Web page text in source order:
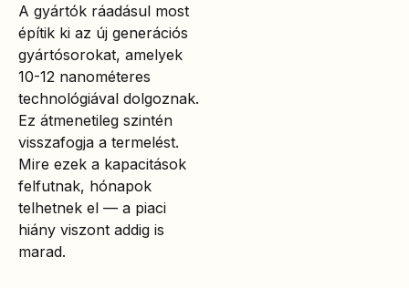
A gyártók ráadásul most
építik ki az új generációs
gyártósorokat, amelyek
10-12 nanométeres
technológiával dolgoznak.
Ez átmenetileg szintén
visszafogja a termelést.
Mire ezek a kapacitások
felfutnak, hónapok
telhetnek el — a piaci
hiány viszont addig is
marad.